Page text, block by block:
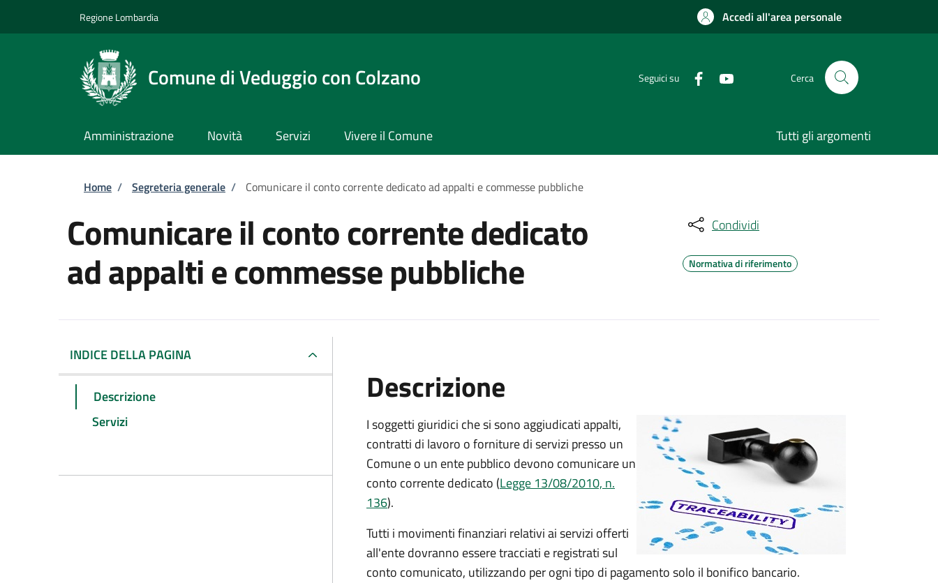
Regione Lombardia Accedi all'area personale
Comune di Veduggio con Colzano Seguici su Cerca
Amministrazione Novità Servizi Vivere il Comune Tutti gli argomenti
Briciole di pane
Home / Segreteria generale / Comunicare il conto corrente dedicato ad appalti e commesse pubbliche
Comunicare il conto corrente dedicato
ad appalti e commesse pubbliche
Condividi
Normativa di riferimento
INDICE DELLA PAGINA
Descrizione
Servizi
Descrizione
I soggetti giuridici che si sono aggiudicati appalti,
contratti di lavoro o forniture di servizi presso un
Comune o un ente pubblico devono comunicare un
conto corrente dedicato (Legge 13/08/2010, n.
136).
Tutti i movimenti finanziari relativi ai servizi offerti
all'ente dovranno essere tracciati e registrati sul
conto comunicato, utilizzando per ogni tipo di pagamento solo il bonifico bancario.